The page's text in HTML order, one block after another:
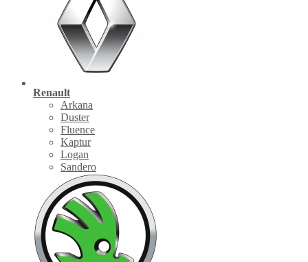
Renault
Arkana
Duster
Fluence
Kaptur
Logan
Sandero